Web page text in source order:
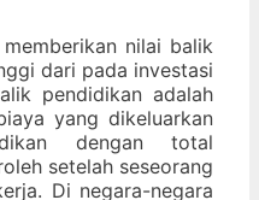
nilai balik
dari pada investasi
pendidikan adalah
yang dikeluarkan
dengan total
setelah seseorang
Di negara-negara